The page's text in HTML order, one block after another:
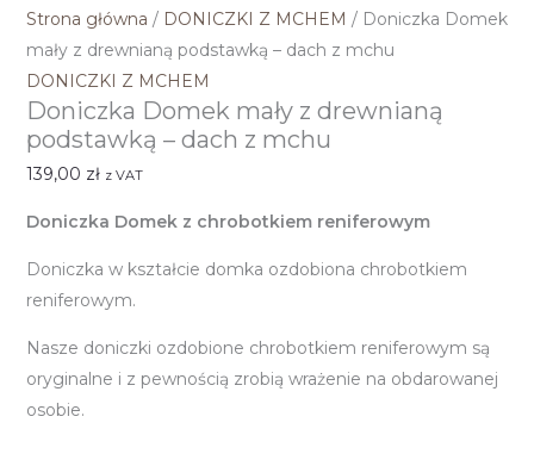
Strona główna / DONICZKI Z MCHEM / Doniczka Domek
mały z drewnianą podstawką – dach z mchu
DONICZKI Z MCHEM
Doniczka Domek mały z drewnianą
podstawką – dach z mchu
139,00 zł z VAT
Doniczka Domek z chrobotkiem reniferowym
Doniczka w kształcie domka ozdobiona chrobotkiem
reniferowym.
Nasze doniczki ozdobione chrobotkiem reniferowym są
oryginalne i z pewnością zrobią wrażenie na obdarowanej
osobie.